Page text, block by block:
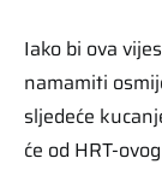
Iako bi ova
namamiti
sljedeće
će od HRT-